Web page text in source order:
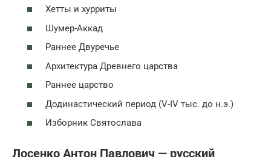
Хетты и хурриты
Шумер-Аккад
Раннее Двуречье
Архитектура Древнего царства
Раннее царство
Додинастический период (V-IV тыс. до н.э.)
Изборник Святослава
Лосенко Антон Павлович — русский